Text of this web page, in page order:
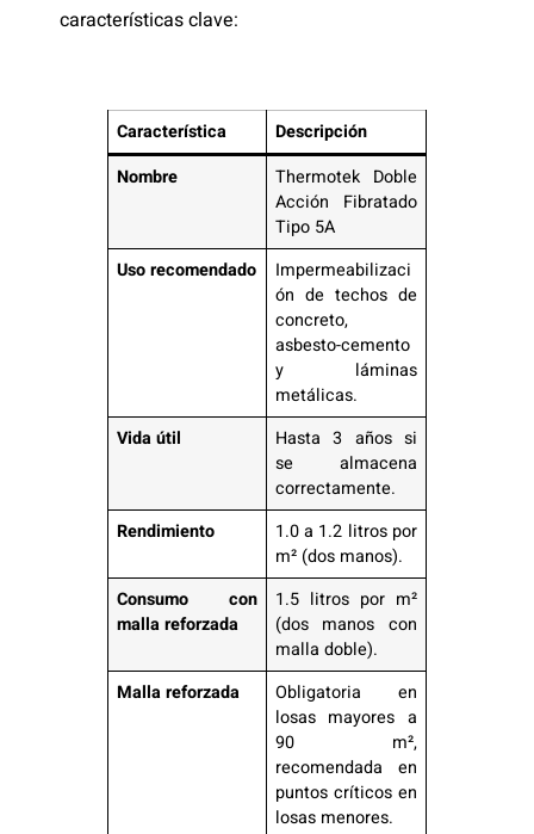
características clave:
Característica
Descripción
Nombre
Thermotek Doble
Acción Fibratado
Tipo 5A
Uso recomendado
Impermeabilizaci
ón de techos de
concreto,
asbesto-cemento
y láminas
metálicas.
Vida útil
Hasta 3 años si
se almacena
correctamente.
Rendimiento
1.0 a 1.2 litros por
m² (dos manos).
Consumo con
malla reforzada
1.5 litros por m²
(dos manos con
malla doble).
Malla reforzada
Obligatoria en
losas mayores a
90 m²,
recomendada en
puntos críticos en
losas menores.